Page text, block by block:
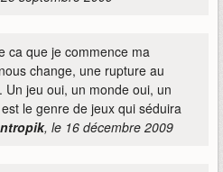
ca que je commence ma
change, une rupture au
jeu oui, un monde oui, un
le genre de jeux qui séduira
, le 16 décembre 2009